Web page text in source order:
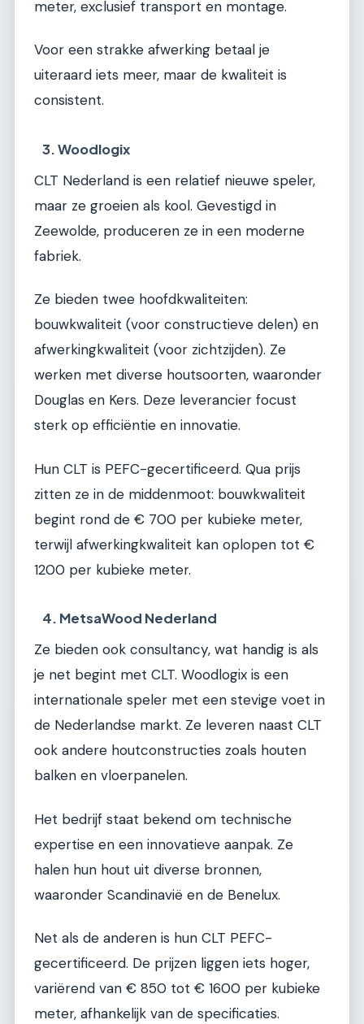
meter, exclusief transport en montage.
Voor een strakke afwerking betaal je
uiteraard iets meer, maar de kwaliteit is
consistent.
3. Woodlogix
CLT Nederland is een relatief nieuwe speler,
maar ze groeien als kool. Gevestigd in
Zeewolde, produceren ze in een moderne
fabriek.
Ze bieden twee hoofdkwaliteiten:
bouwkwaliteit (voor constructieve delen) en
afwerkingkwaliteit (voor zichtzijden). Ze
werken met diverse houtsoorten, waaronder
Douglas en Kers. Deze leverancier focust
sterk op efficiëntie en innovatie.
Hun CLT is PEFC-gecertificeerd. Qua prijs
zitten ze in de middenmoot: bouwkwaliteit
begint rond de € 700 per kubieke meter,
terwijl afwerkingkwaliteit kan oplopen tot €
1200 per kubieke meter.
4. MetsaWood Nederland
Ze bieden ook consultancy, wat handig is als
je net begint met CLT. Woodlogix is een
internationale speler met een stevige voet in
de Nederlandse markt. Ze leveren naast CLT
ook andere houtconstructies zoals houten
balken en vloerpanelen.
Het bedrijf staat bekend om technische
expertise en een innovatieve aanpak. Ze
halen hun hout uit diverse bronnen,
waaronder Scandinavië en de Benelux.
Net als de anderen is hun CLT PEFC-
gecertificeerd. De prijzen liggen iets hoger,
variërend van € 850 tot € 1600 per kubieke
meter, afhankelijk van de specificaties.